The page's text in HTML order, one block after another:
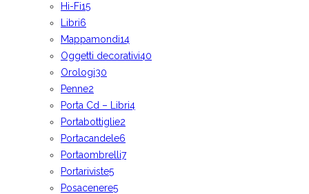
Hi-Fi15
Libri6
Mappamondi14
Oggetti decorativi40
Orologi30
Penne2
Porta Cd – Libri4
Portabottiglie2
Portacandele6
Portaombrelli7
Portariviste5
Posacenere5